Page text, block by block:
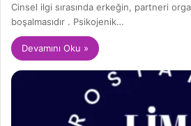
Cinsel ilgi sırasında erkeğin, partneri
boşalmasıdır . Psikojenik…
Devamını Oku »